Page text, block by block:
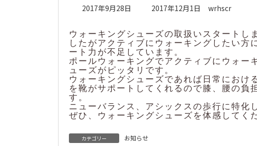
2017年9月28日
最
新
日
時
:
2017年12月1日 wrhscr
ウォーキングシューズの取扱いスタートし
したがアクティブにウォーキングしたい方
ート力が不足しています。
ポールウォーキングでアクティブにウォー
ューズがピッタリです。
ウォーキングシューズであれば日常におけ
を靴がサポートしてくれるので膝、腰の負
す。
ニューバランス、アシックスの歩行に特化
ぜひ、ウォーキングシューズを体感してく
カテゴリー お知らせ